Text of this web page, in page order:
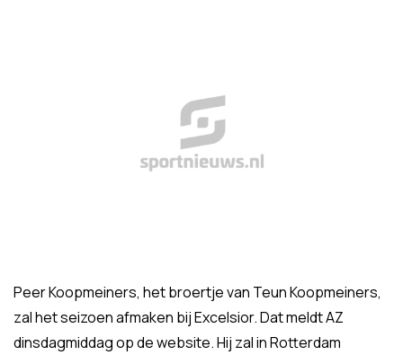
Peer Koopmeiners, het broertje van Teun Koopmeiners,
zal het seizoen afmaken bij Excelsior. Dat meldt AZ
dinsdagmiddag op de website. Hij zal in Rotterdam